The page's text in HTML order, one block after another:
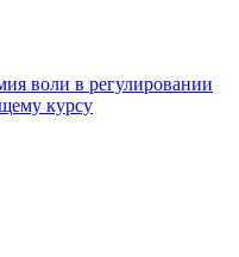
воли в регулировании
курсу